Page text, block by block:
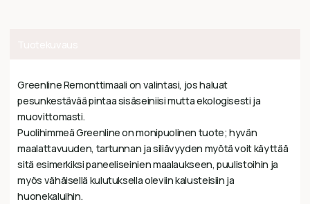
Greenline Remonttimaali on valintasi, jos haluat
pesunkestävää pintaa sisäseiniisi mutta ekologisesti ja
muovittomasti.
Puolihimmeä Greenline on monipuolinen tuote; hyvän
maalattavuuden, tartunnan ja siliävyyden myötä voit käyttää
sitä esimerkiksi paneeliseinien maalaukseen, puulistoihin ja
myös vähäisellä kulutuksella oleviin kalusteisiin ja
huonekaluihin.